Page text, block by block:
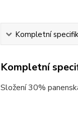
Kompletní
Kompletní
Složení 30%